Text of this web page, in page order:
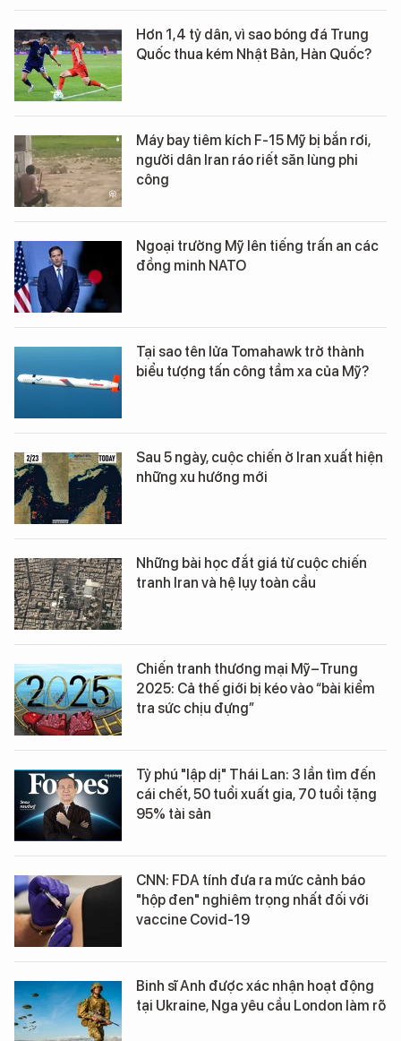
Hơn 1,4 tỷ dân, vì sao bóng đá Trung
Quốc thua kém Nhật Bản, Hàn Quốc?
Máy bay tiêm kích F-15 Mỹ bị bắn rơi,
người dân Iran ráo riết săn lùng phi
công
Ngoại trưởng Mỹ lên tiếng trấn an các
đồng minh NATO
Tại sao tên lửa Tomahawk trở thành
biểu tượng tấn công tầm xa của Mỹ?
Sau 5 ngày, cuộc chiến ở Iran xuất hiện
những xu hướng mới
Những bài học đắt giá từ cuộc chiến
tranh Iran và hệ lụy toàn cầu
Chiến tranh thương mại Mỹ–Trung
2025: Cả thế giới bị kéo vào “bài kiểm
tra sức chịu đựng”
Tỷ phú "lập dị" Thái Lan: 3 lần tìm đến
cái chết, 50 tuổi xuất gia, 70 tuổi tặng
95% tài sản
CNN: FDA tính đưa ra mức cảnh báo
"hộp đen" nghiêm trọng nhất đối với
vaccine Covid-19
Binh sĩ Anh được xác nhận hoạt động
tại Ukraine, Nga yêu cầu London làm rõ